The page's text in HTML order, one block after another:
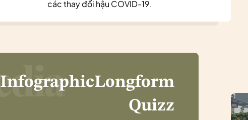
các thay đổi hậu COVID-19.
InfographicLongform
Quizz